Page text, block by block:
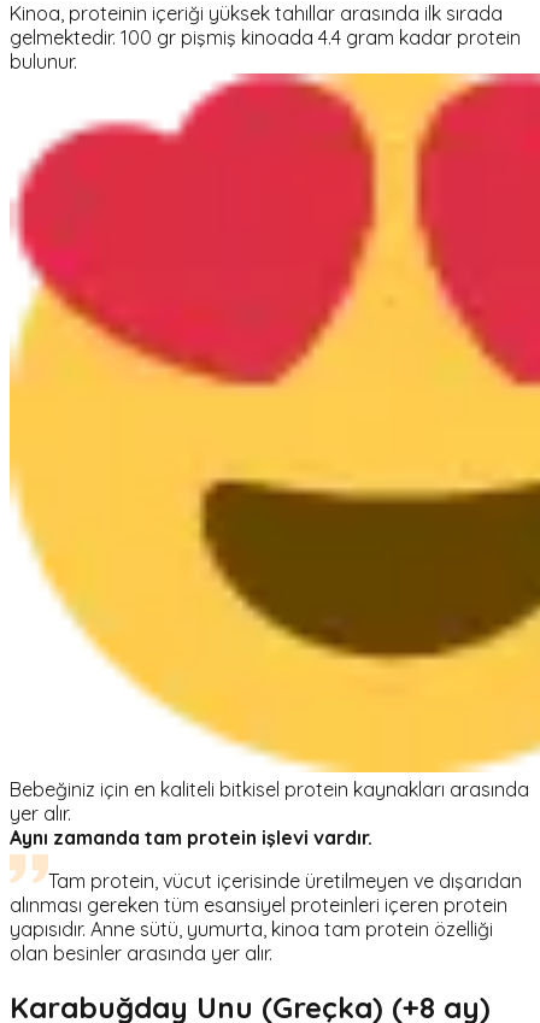
Kinoa, proteinin içeriği yüksek tahıllar arasında ilk sırada
gelmektedir. 100 gr pişmiş kinoada 4.4 gram kadar protein
bulunur.
Bebeğiniz için en kaliteli bitkisel protein kaynakları arasında
yer alır.
Aynı zamanda tam protein işlevi vardır.
Tam protein, vücut içerisinde üretilmeyen ve dışarıdan
alınması gereken tüm esansiyel proteinleri içeren protein
yapısıdır. Anne sütü, yumurta, kinoa tam protein özelliği
olan besinler arasında yer alır.
Karabuğday Unu (Greçka) (+8 ay)